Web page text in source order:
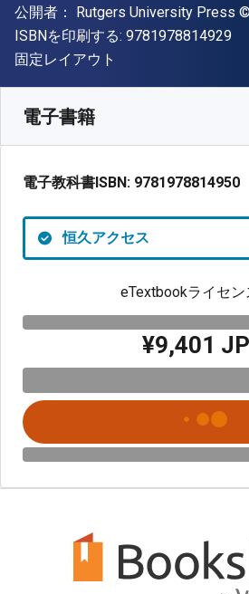
出版社
公開者： Rutgers University Press
ISBNを印刷する: 9781978814929
形式
固定レイアウト
電子書籍
電子教科書ISBN: 9781978814950
恒久アクセス
eTextbookライセン
¥9,401